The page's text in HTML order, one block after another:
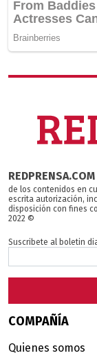
REDPRENSA.COM
de los contenidos en
escrita autorización,
disposición con fines
2022 ©
Suscribete al boletin
COMPAÑÍA
Quienes somos